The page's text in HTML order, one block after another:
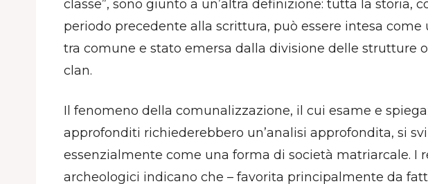
classe”, sono giunto a un’altra definizione: tutta la storia,
periodo precedente alla scrittura, può essere intesa come
tra comune e stato emersa dalla divisione delle strutture
clan.
Il fenomeno della comunalizzazione, il cui esame e
approfonditi richiederebbero un’analisi approfondita, si
essenzialmente come una forma di società matriarcale. I
archeologici indicano che – favorita principalmente da